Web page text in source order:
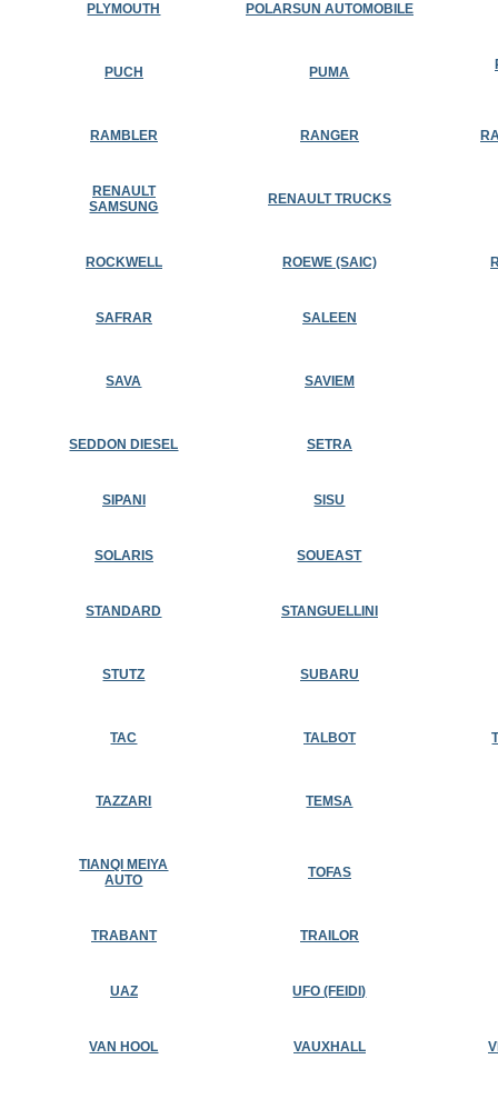
PLYMOUTH POLARSUN AUTOMOBILE
PUCH PUMA
RAMBLER RANGER
RENAULT
SAMSUNG
RENAULT TRUCKS
ROCKWELL ROEWE (SAIC)
SAFRAR SALEEN
SAVA SAVIEM
SEDDON DIESEL SETRA
SIPANI SISU
SOLARIS SOUEAST
STANDARD STANGUELLINI
STUTZ SUBARU
TAC TALBOT
TAZZARI TEMSA
TIANQI MEIYA
AUTO
TOFAS
TRABANT TRAILOR
UAZ UFO (FEIDI)
VAN HOOL VAUXHALL